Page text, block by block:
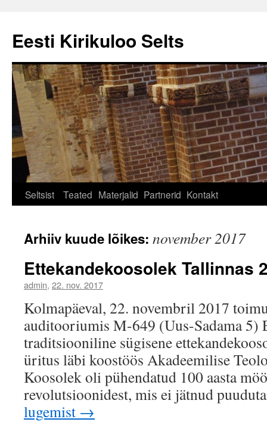
Eesti Kirikuloo Selts
Seltsist Teated Materjalid Partnerid Kontakt
Arhiiv kuude lõikes: november 2017
Ettekandekoosolek Tallinnas
admin, 22. nov. 2017
Kolmapäeval, 22. novembril 2017
auditooriumis M-649 (Uus-Sadama
traditsiooniline sügisene
üritus läbi koostöös Akadeemilise
Koosolek oli pühendatud 100 aasta
revolutsioonidest, mis ei jätnud
lugemist →